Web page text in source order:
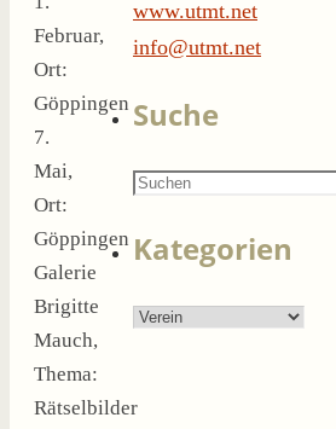
Februar,
Ort:
Göppingen
7.
Mai,
Ort:
Göppingen
Galerie
Brigitte
Mauch,
Thema:
Rätselbilder
www.utmt.net
info@utmt.net
Suche
Suchen
Kategorien
Kategorien